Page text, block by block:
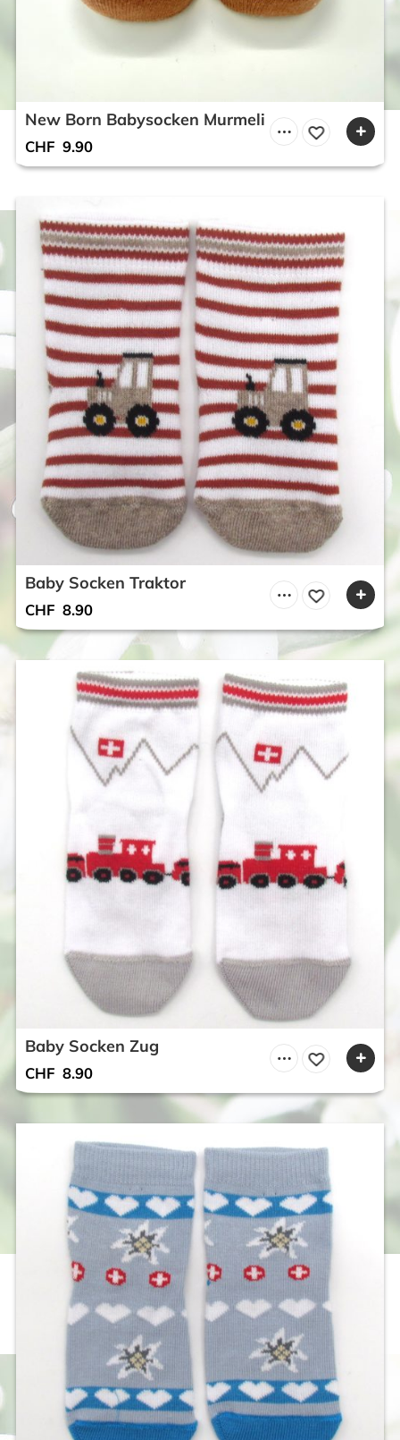
New Born Babysocken Murmeli
CHF 9.90
Baby Socken Traktor
CHF 8.90
Baby Socken Zug
CHF 8.90